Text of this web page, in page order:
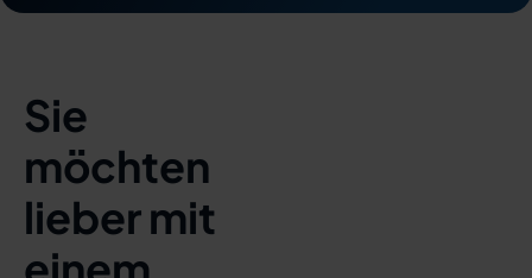
Sie
möchten
lieber mit